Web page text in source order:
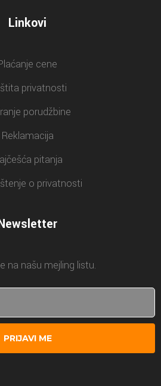
Linkovi
cene
privatnosti
porudžbine
Reklamacija
pitanja
o privatnosti
na našu mejling listu.
PRIJAVI ME